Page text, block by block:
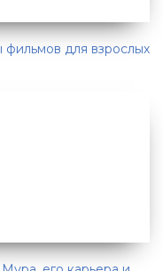
фильмов для взрослых